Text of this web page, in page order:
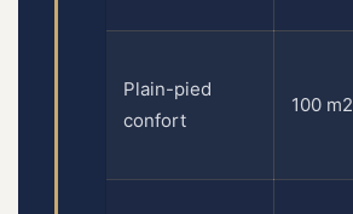
Plain-pied
confort
100 m2